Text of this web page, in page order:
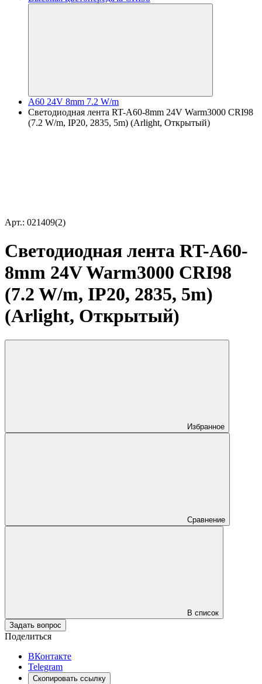
A60 24V 8mm 7.2 W/m
Светодиодная лента RT-A60-8mm 24V Warm3000 CRI98
(7.2 W/m, IP20, 2835, 5m) (Arlight, Открытый)
Арт.: 021409(2)
Светодиодная лента RT-A60-
8mm 24V Warm3000 CRI98
(7.2 W/m, IP20, 2835, 5m)
(Arlight, Открытый)
Избранное
Сравнение
В список
Задать вопрос
Поделиться
ВКонтакте
Telegram
Скопировать ссылку